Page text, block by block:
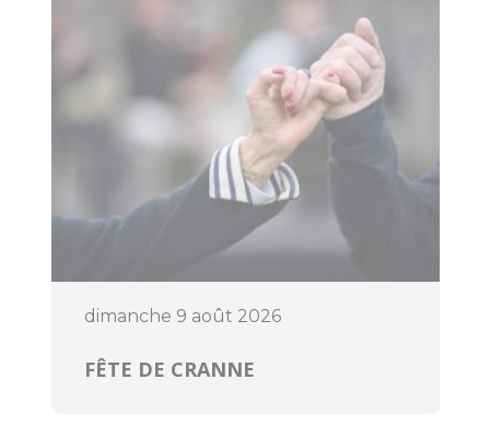
dimanche 9 août 2026
FÊTE DE CRANNE